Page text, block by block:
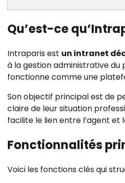
Qu’est-ce
Intraparis est un intranet
à la gestion administrative du
fonctionne comme une
Son objectif principal est de
claire de leur situation
facilite le lien entre l’agent et
Fonctionnalités
Voici les fonctions clés qui